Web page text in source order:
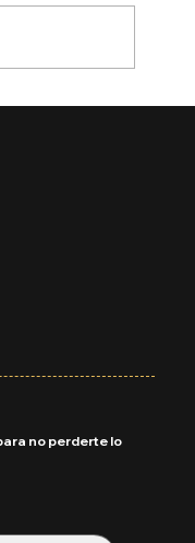
no perderte lo